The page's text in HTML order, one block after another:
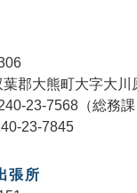
郡大熊町大字大川
23-7568（総務課
23-7845
張所